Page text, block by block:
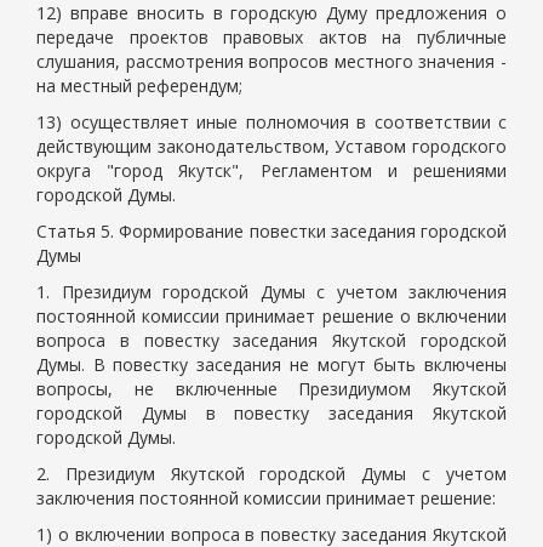
12) вправе вносить в городскую Думу предложения о
передаче проектов правовых актов на публичные
слушания, рассмотрения вопросов местного значения -
на местный референдум;
13) осуществляет иные полномочия в соответствии с
действующим законодательством, Уставом городского
округа "город Якутск", Регламентом и решениями
городской Думы.
Статья 5. Формирование повестки заседания городской
Думы
1. Президиум городской Думы с учетом заключения
постоянной комиссии принимает решение о включении
вопроса в повестку заседания Якутской городской
Думы. В повестку заседания не могут быть включены
вопросы, не включенные Президиумом Якутской
городской Думы в повестку заседания Якутской
городской Думы.
2. Президиум Якутской городской Думы с учетом
заключения постоянной комиссии принимает решение:
1) о включении вопроса в повестку заседания Якутской